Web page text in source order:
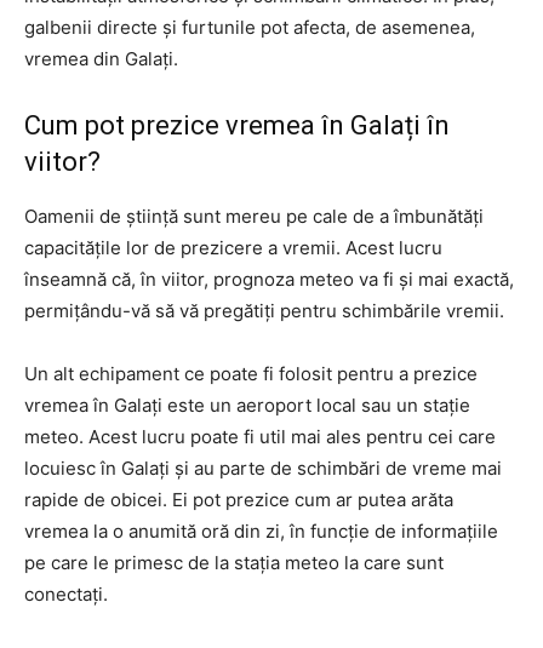
galbenii directe și furtunile pot afecta, de asemenea,
vremea din Galați.
Cum pot prezice vremea în Galați în
viitor?
Oamenii de știință sunt mereu pe cale de a îmbunătăți
capacitățile lor de prezicere a vremii. Acest lucru
înseamnă că, în viitor, prognoza meteo va fi și mai exactă,
permițându-vă să vă pregătiți pentru schimbările vremii.
Un alt echipament ce poate fi folosit pentru a prezice
vremea în Galați este un aeroport local sau un stație
meteo. Acest lucru poate fi util mai ales pentru cei care
locuiesc în Galați și au parte de schimbări de vreme mai
rapide de obicei. Ei pot prezice cum ar putea arăta
vremea la o anumită oră din zi, în funcție de informațiile
pe care le primesc de la stația meteo la care sunt
conectați.